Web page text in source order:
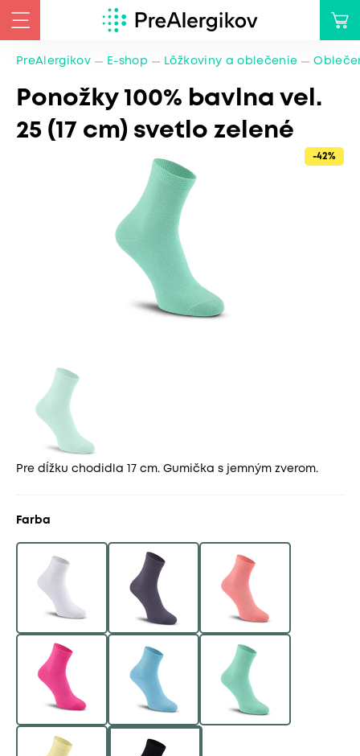
PreAlergikov E-shop Lôžkoviny a oblečenie
Ponožky 100% bavlna vel.
25 (17 cm) svetlo zelené
-42%
Pre dĺžku chodidla 17 cm. Gumička s jemným zverom.
Farba